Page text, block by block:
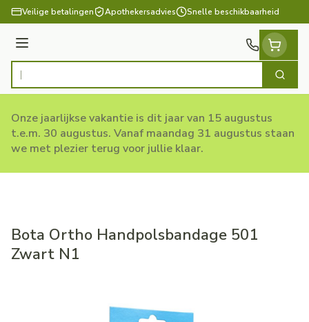
Ga naar de inhoud
Veilige betalingen Apothekersadvies Snelle beschikbaarheid
Menu
Product, merk, categorie... Zoek
Onze jaarlijkse vakantie is dit jaar van 15 augustus
t.e.m. 30 augustus. Vanaf maandag 31 augustus staan
we met plezier terug voor jullie klaar.
Bota Ortho Handpolsbandage 501
Zwart N1